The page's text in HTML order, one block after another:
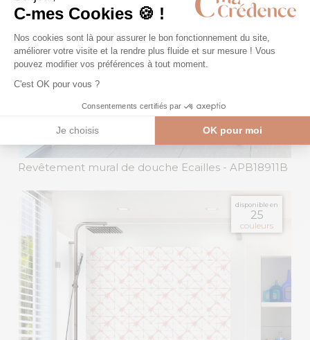
Revêtement mural de douche Ecailles - APB18911B
disponible en
25
couleurs